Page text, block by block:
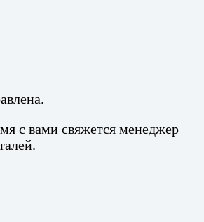
с вами свяжется менеджер